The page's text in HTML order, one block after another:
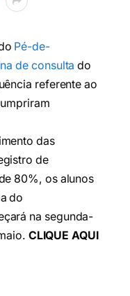
Pé-de-
de consulta do
referente ao
das
de
80%, os alunos
do
na segunda-
CLIQUE AQUI